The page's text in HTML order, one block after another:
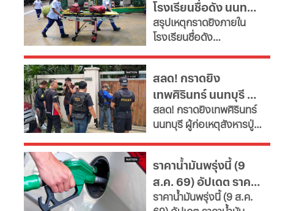
กระทบเงินลงทุนโครงสร้าง
พื้นฐานและการพัฒนา
ประเทศ เผย 11 สายงานจะ
หายไป เช็กที่นี่
ดึงคนไม่ผ่านเกณฑ์สอบ
ภาค ค
โรงเรียนชื่อดัง นนทบุรี
ล่าสุด ผู้ก่อเหตุเสียชีวิต
แล้ว
สรุปเหตุกราดยิงภายใน
โรงเรียนชื่อดัง
แล้ว ขณะที่ยอดผู้เสียชีวิต
พุ่งเป็น 7 ราย บาดเจ็บกว่า
15 ราย
สลด! กราดยิง
เทพศิรินทร์ นนทบุรี ดับ
7 พบยิงปู่ย่าก่อนบุก
โรงเรียน
สลด! กราดยิงเทพศิรินทร์
นนทบุรี ผู้ก่อเหตุสังหารปู่
ก่อนพกอาวุธและกระสุนมา
ก่อเหตุที่โรงเรียน
ราคาน้ำมันพรุ่งนี้ (9
ส.ค. 69) อัปเดต ราคา
น้ำมันล่าสุด จากปั๊ม
ราคาน้ำมันพรุ่งนี้ (9 ส.ค.